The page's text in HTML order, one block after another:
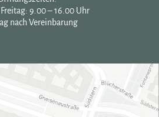
9.00 – 16.00 Uhr
nach Vereinbarung